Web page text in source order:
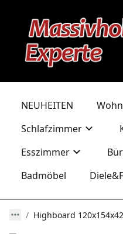
NEUHEITEN
Schlafzimmer
Esszimmer
Badmöbel
Highboard